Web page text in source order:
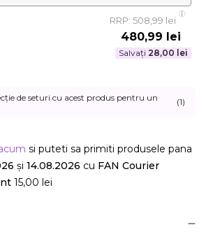
480,99 lei
Salvați 28,00 lei
RRP: 508,99 lei
de seturi cu acest produs pentru un
(1)
si puteti sa primiti produsele pana
și 14.08.2026 cu FAN Courier
15,00 lei